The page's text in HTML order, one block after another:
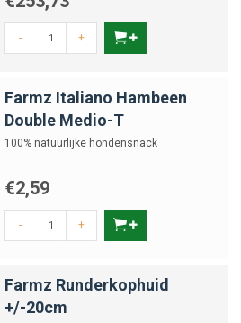
- +
Farmz Italiano Hambeen
Double Medio-T
100% natuurlijke hondensnack
€2,59
- +
Farmz Runderkophuid
+/-20cm